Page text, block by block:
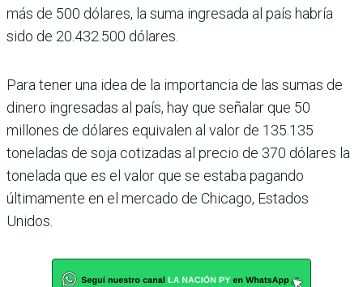
más de 500 dólares, la suma ingresada al país habría
sido de 20.432.500 dólares.
Para tener una idea de la importancia de las sumas de
dinero ingresadas al país, hay que señalar que 50
millones de dólares equi­valen al valor de 135.135
toneladas de soja cotizadas al precio de 370 dólares la
tone­lada que es el valor que se estaba pagando
últimamente en el mercado de Chicago, Estados
Unidos.